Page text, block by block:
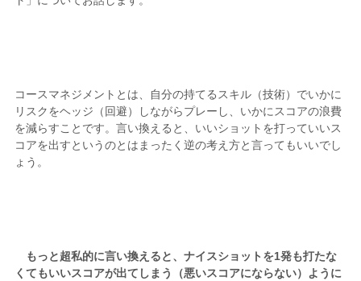
コースマネジメントとは、自分の持てるスキル（技術）でいかに
リスクをヘッジ（回避）しながらプレーし、いかにスコアの浪費
を減らすことです。言い換えると、いいショットを打っていいス
コアを出すというのとはまったく逆の考え方と言ってもいいでし
ょう。
もっと超私的に言い換えると、ナイスショットを1発も打たな
くてもいいスコアが出てしまう（悪いスコアにならない）ように